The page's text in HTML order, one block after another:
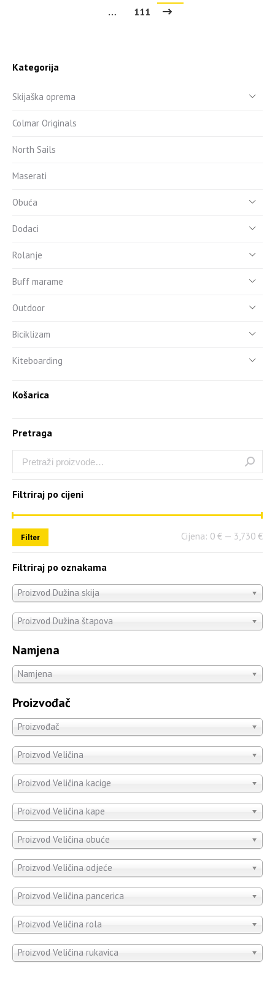
… 111
Kategorija
Skijaška oprema
Colmar Originals
North Sails
Maserati
Obuća
Dodaci
Rolanje
Buff marame
Outdoor
Biciklizam
Kiteboarding
Košarica
Pretraga
Filtriraj po cijeni
Filter Cijena: 0 € — 3,730 €
Filtriraj po oznakama
Proizvod Dužina skija
Proizvod Dužina štapova
Namjena
Namjena
Proizvođač
Proizvođač
Proizvod Veličina
Proizvod Veličina kacige
Proizvod Veličina kape
Proizvod Veličina obuće
Proizvod Veličina odjeće
Proizvod Veličina pancerica
Proizvod Veličina rola
Proizvod Veličina rukavica